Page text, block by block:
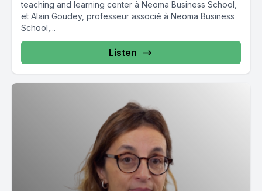
teaching and learning center à Neoma Business School,
et Alain Goudey, professeur associé à Neoma Business
School,...
Listen